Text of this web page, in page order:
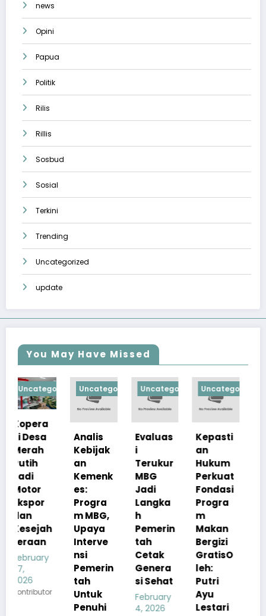
news
Opini
Papua
Politik
Rilis
Rillis
Sosbud
Sosial
Terkini
Trending
Uncategorized
update
You May Have Missed
Uncategorized
Analis
Kebijak
an
Kemenk
es:
Progra
m MBG,
Upaya
Interve
nsi
tah
Untuk
Uncategorized
Evaluas
i
MBG
Jadi
Langka
h
Pemerin
tah
Cetak
Genera
si Sehat
February
4, 2026
Uncategorized
Kepasti
Hukum
Perkuat
Fondasi
Progra
Makan
Bergizi
GratisO
leh:
Putri
Ayu
Lestari
Apresia
si
Pemerin
tah
Pastika
n
s Menu
MBG
Tetap
Sesuai
Standar
Gizi
February